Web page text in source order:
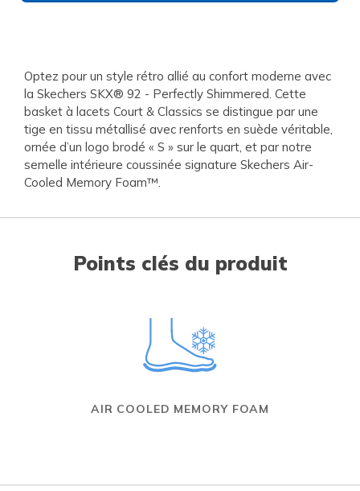
Optez pour un style rétro allié au confort moderne avec
la Skechers SKX® 92 - Perfectly Shimmered. Cette
basket à lacets Court & Classics se distingue par une
tige en tissu métallisé avec renforts en suède véritable,
ornée d’un logo brodé « S » sur le quart, et par notre
semelle intérieure coussinée signature Skechers Air-
Cooled Memory Foam™.
Points clés du produit
AIR COOLED MEMORY FOAM